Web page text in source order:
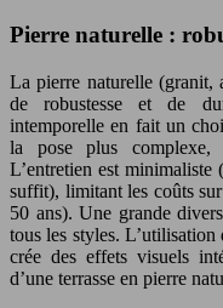
Pierre naturelle :
La pierre naturelle (granit,
de robustesse et de
intemporelle en fait un
la pose plus complexe,
L’entretien est minimaliste
suffit), limitant les coûts
50 ans). Une grande
tous les styles.
crée des effets visuels
d’une terrasse en pierre